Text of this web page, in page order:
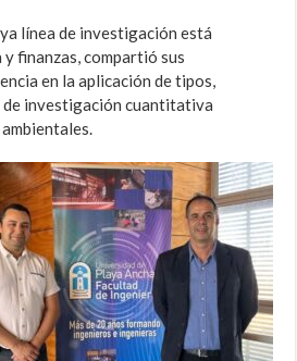
línea de investigación está
finanzas, compartió sus
en la aplicación de tipos,
investigación cuantitativa